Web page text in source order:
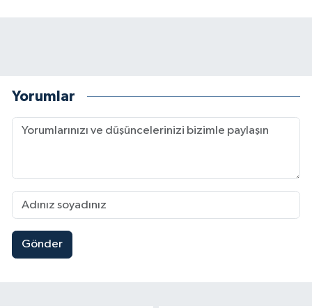
Yorumlar
Gönder